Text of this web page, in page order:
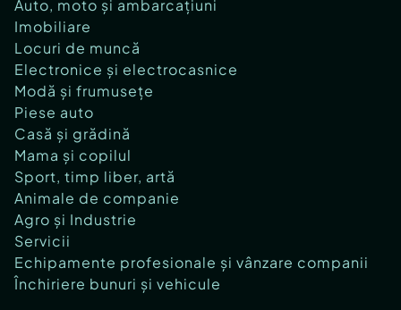
Auto, moto și ambarcațiuni
Imobiliare
Locuri de muncă
Electronice și electrocasnice
Modă și frumusețe
Piese auto
Casă și grădină
Mama și copilul
Sport, timp liber, artă
Animale de companie
Agro și Industrie
Servicii
Echipamente profesionale și vânzare companii
Închiriere bunuri și vehicule